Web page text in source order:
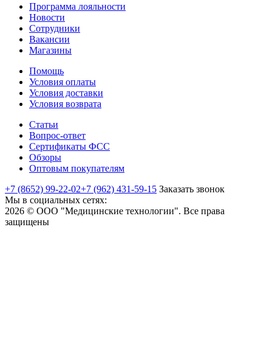
Программа лояльности
Новости
Сотрудники
Вакансии
Магазины
Помощь
Условия оплаты
Условия доставки
Условия возврата
Статьи
Вопрос-ответ
Сертификаты ФСС
Обзоры
Оптовым покупателям
+7 (8652) 99-22-02+7 (962) 431-59-15 Заказать звонок
Мы в социальных сетях:
2026 © ООО "Медицинские технологии". Все права
защищены